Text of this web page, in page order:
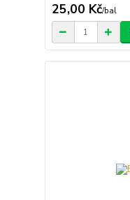
25,00 Kč/bal